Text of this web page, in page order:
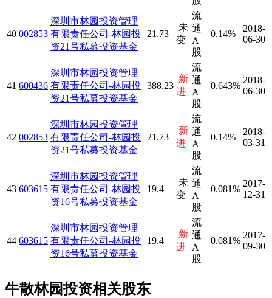
40 002853
深圳市林园投资管理
有限责任公司-林园投
资21号私募投资基金
21.73
未
变
流
通
A
股
0.14%
2018-
06-30
41 600436
深圳市林园投资管理
有限责任公司-林园投
资21号私募投资基金
388.23
新
进
流
通
A
股
0.643%
2018-
06-30
42 002853
深圳市林园投资管理
有限责任公司-林园投
资21号私募投资基金
21.73
新
进
流
通
A
股
0.14%
2018-
03-31
43 603615
深圳市林园投资管理
有限责任公司-林园投
资16号私募投资基金
19.4
未
变
流
通
A
股
0.081%
2017-
12-31
44 603615
深圳市林园投资管理
有限责任公司-林园投
资16号私募投资基金
19.4
新
进
流
通
A
股
0.081%
2017-
09-30
牛散林园投资相关股东